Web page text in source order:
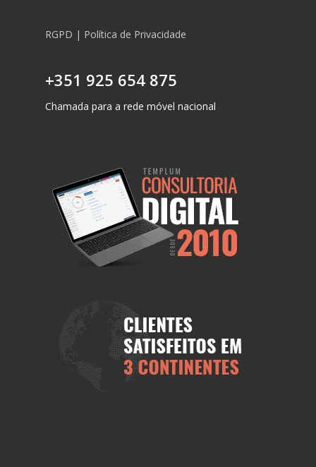
RGPD | Política de Privacidade
+351 925 654 875
Chamada para a rede móvel nacional